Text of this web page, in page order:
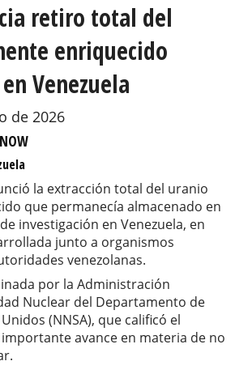
retiro total del
enriquecido
Venezuela
de 2026
la extracción total del uranio
que permanecía almacenado en
investigación en Venezuela, en
junto a organismos
venezolanas.
por la Administración
Nuclear del Departamento de
(NNSA), que calificó el
avance en materia de no